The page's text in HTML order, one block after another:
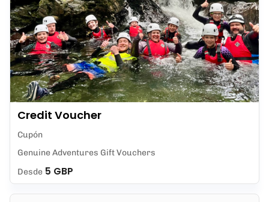
Credit Voucher
Cupón
Genuine Adventures Gift Vouchers
Desde 5 GBP